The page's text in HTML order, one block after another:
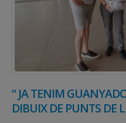
“ JA TENIM
DIBUIX DE PUNTS DE